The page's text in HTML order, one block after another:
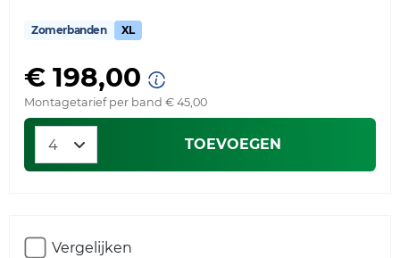
Zomerbanden XL
€ 198,00
Montagetarief per band € 45,00
TOEVOEGEN
Vergelijken